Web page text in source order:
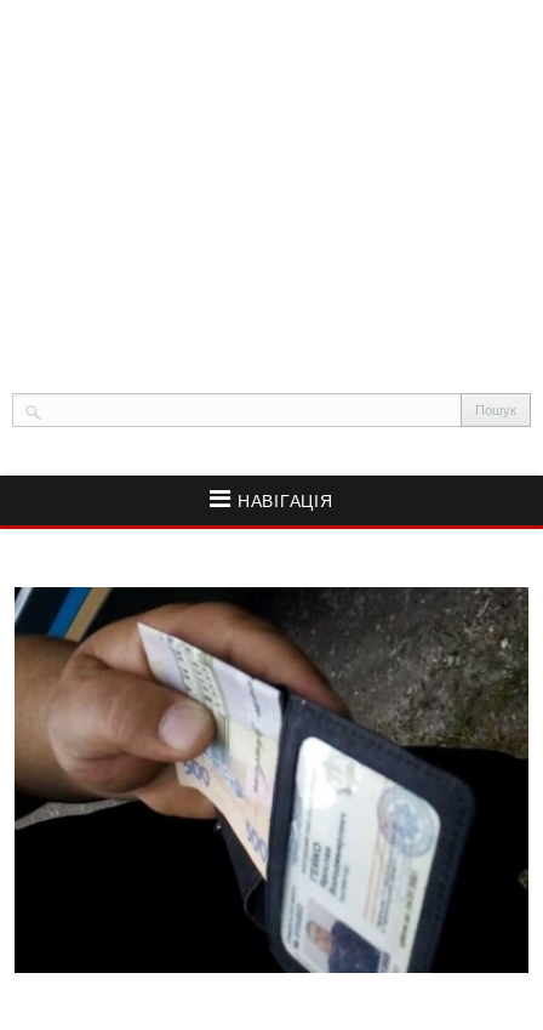
НАВІГАЦІЯ